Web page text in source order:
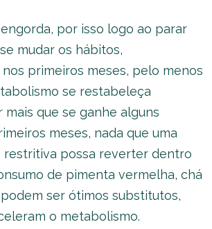
por isso logo ao parar
mudar os hábitos,
primeiros meses, pelo menos
se restabeleça
mais que se ganhe alguns
meses, nada que uma
restritiva possa reverter dentro
de pimenta vermelha, chá
ser ótimos substitutos,
o metabolismo.